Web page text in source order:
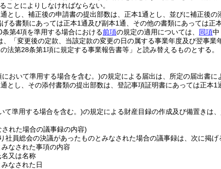
ことによりしなければならない。
とし、補正後の申請書の提出部数は、正本1通とし、並びに補正後
る書類にあっては正本1通及び副本1通、その他の書類にあっては正
第4項を準用する場合における前項の規定の適用については、 同項中
「変更後の定款、当該定款の変更の日の属する事業年度及び翌事
法第28条第1項に規定する事業報告書等」と読み替えるものとする。
おいて準用する場合を含む。)の規定による届出は、所定の届出書に
とし、その添付書類の提出部数は、登記事項証明書にあっては正本
て準用する場合を含む。)の規定による財産目録の作成及び備置きは
れた場合の議事録の内容)
社員総会の決議があったものとみなされた場合の議事録は、次に掲げ
なされた事項の内容
又は名称
なされた日